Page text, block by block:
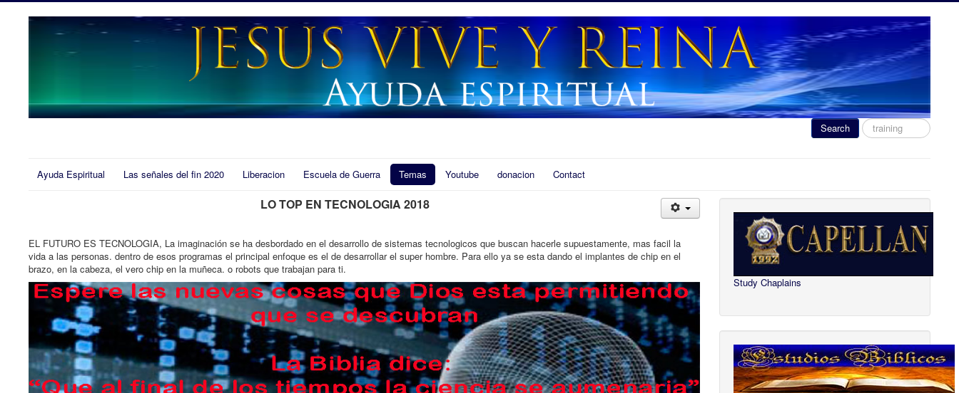
Search
Search
...
Ayuda Espiritual Las señales del fin 2020 Liberacion Escuela de Guerra Temas Youtube donacion Contact
LO TOP EN TECNOLOGIA 2018
EL FUTURO ES TECNOLOGIA, La imaginación se ha desbordado en el desarrollo de sistemas tecnologicos que buscan hacerle supuestamente, mas facil la
vida a las personas. dentro de esos programas el principal enfoque es el de desarrollar el super hombre. Para ello ya se esta dando el implantes de chip en el
brazo, en la cabeza, el vero chip en la muñeca. o robots que trabajan para ti.
Study Chaplains